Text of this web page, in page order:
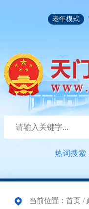
老年模式
热词搜索
当前位置： 首页 /